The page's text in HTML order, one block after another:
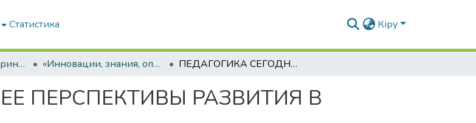
Статистика Кіру
Материалы Алтынсаринских педагогических чтений «Инновации, знания, опыт – векторы образовательных треков»: Материалы международной научно-практической конференции. КНИГА II ПЕДАГОГИКА СЕГОДНЯ И ЕЕ ПЕРСПЕКТИВЫ РАЗВИТИЯ В БУДУЩЕМ
ПЕРСПЕКТИВЫ РАЗВИТИЯ В